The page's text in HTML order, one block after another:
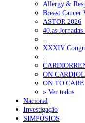
Allergy &
Breast Cancer
ASTOR 2026
40.as
.
XXXIV
.
ON
ON TO CARE
» Ver todos
Nacional
Investigação
SIMPÓSIOS